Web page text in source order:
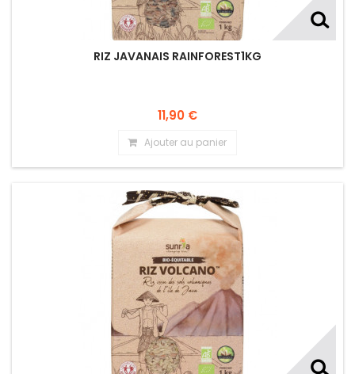
RIZ JAVANAIS RAINFOREST1KG
11,90 €
Ajouter au panier